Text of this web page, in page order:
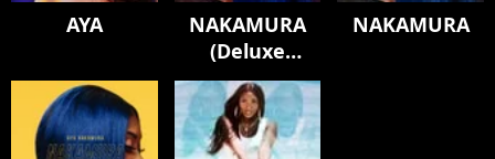
AYA
NAKAMURA
(Deluxe
Edition)
NAKAMURA